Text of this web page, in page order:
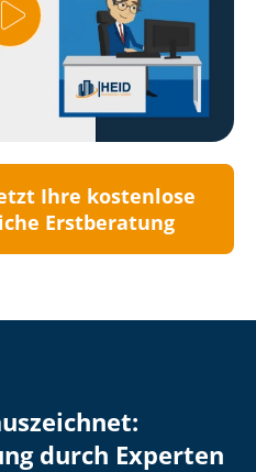
Ihre kostenlose
Erstberatung
durch Experten